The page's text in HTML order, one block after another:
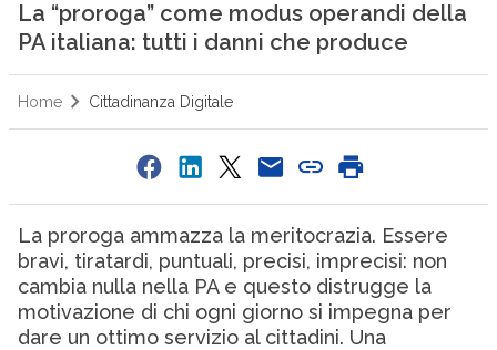
La “proroga” come modus operandi della
PA italiana: tutti i danni che produce
Home Cittadinanza Digitale
La proroga ammazza la meritocrazia. Essere
bravi, tiratardi, puntuali, precisi, imprecisi: non
cambia nulla nella PA e questo distrugge la
motivazione di chi ogni giorno si impegna per
dare un ottimo servizio al cittadini. Una